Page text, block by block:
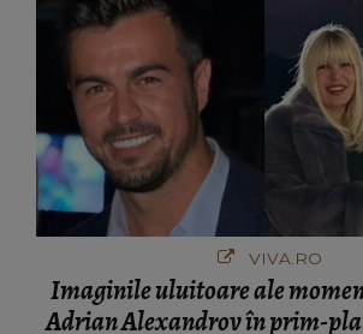
VIVA.RO
Imaginile uluitoare ale
Adrian Alexandrov în prim-